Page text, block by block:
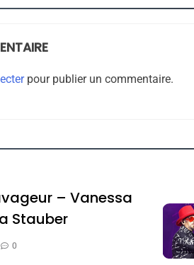
pour publier un commentaire.
– Vanessa
Stauber
0